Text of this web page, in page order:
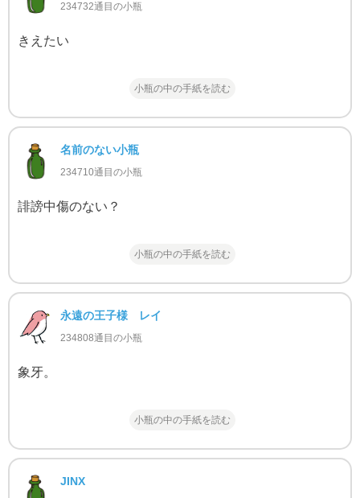
234732通目の小瓶
きえたい
小瓶の中の手紙を読む
名前のない小瓶
234710通目の小瓶
誹謗中傷のない？
小瓶の中の手紙を読む
永遠の王子様 レイ
234808通目の小瓶
象牙。
小瓶の中の手紙を読む
JINX